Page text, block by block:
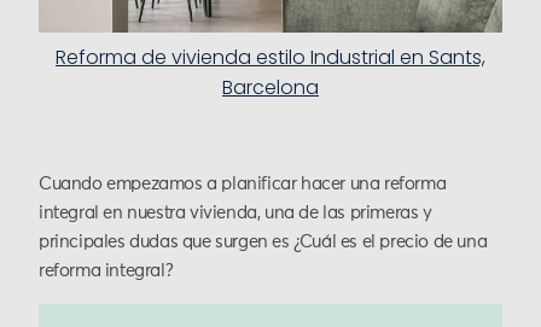
Reforma de vivienda estilo Industrial en Sants,
Barcelona
Cuando empezamos a planificar hacer una reforma
integral en nuestra vivienda, una de las primeras y
principales dudas que surgen es ¿Cuál es el precio de una
reforma integral?